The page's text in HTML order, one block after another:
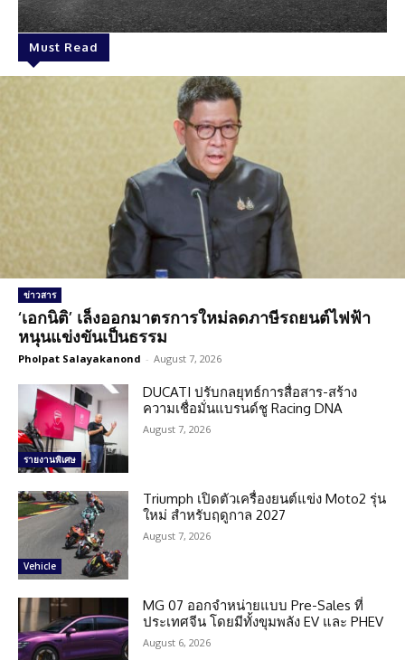
Must Read
ข่าวสาร
‘เอกนิติ’ เล็งออกมาตรการใหม่ลดภาษีรถยนต์ไฟฟ้า
หนุนแข่งขันเป็นธรรม
Pholpat Salayakanond - August 7, 2026
รายงานพิเศษ
DUCATI ปรับกลยุทธ์การสื่อสาร-สร้าง
ความเชื่อมั่นแบรนด์ชู Racing DNA
August 7, 2026
Vehicle
Triumph เปิดตัวเครื่องยนต์แข่ง Moto2 รุ่น
ใหม่ สำหรับฤดูกาล 2027
August 7, 2026
MG 07 ออกจำหน่ายแบบ Pre-Sales ที่
ประเทศจีน โดยมีทั้งขุมพลัง EV และ PHEV
August 6, 2026